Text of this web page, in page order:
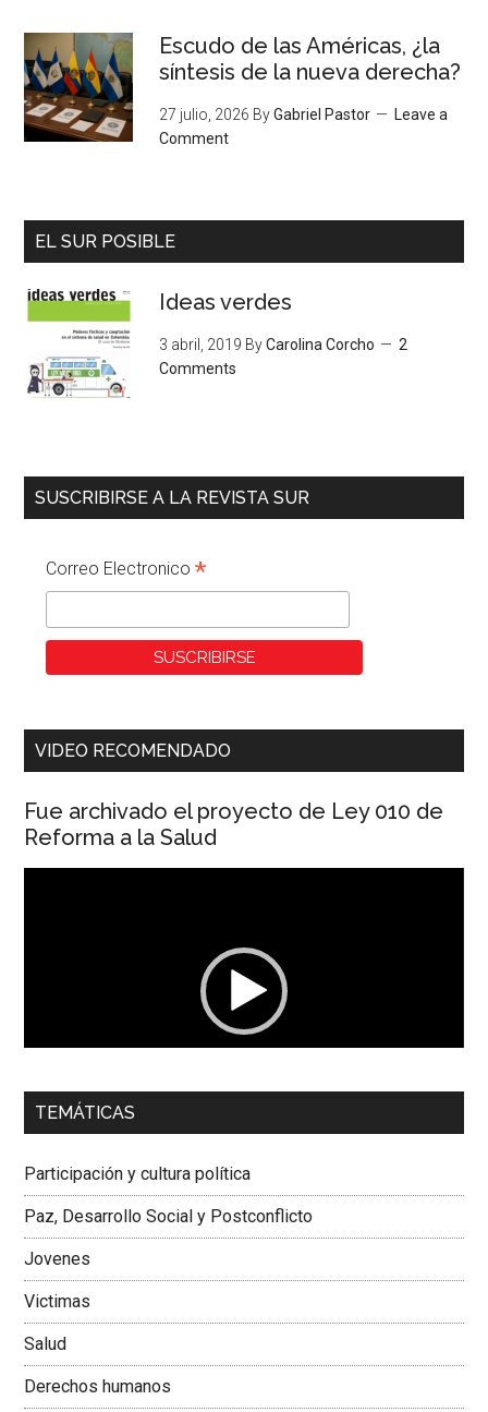
Escudo de las Américas, ¿la
síntesis de la nueva derecha?
27 julio, 2026 ByGabriel Pastor
Leave a
Comment
EL SUR POSIBLE
Ideas verdes
3 abril, 2019 ByCarolina Corcho
2
Comments
SUSCRIBIRSE A LA REVISTA SUR
Correo Electronico*
VIDEO RECOMENDADO
Fue archivado el proyecto de Ley 010 de
Reforma a la Salud
00:00 01:04
Dra. Carolina Corcho Mejía,Presidenta Corporación
Colombiana
TEMÁTICAS
Participación y cultura política
Paz, Desarrollo Social y Postconflicto
Jovenes
Victimas
Salud
Derechos humanos